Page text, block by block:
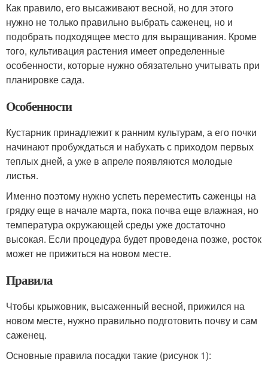
Как правило, его высаживают весной, но для этого
нужно не только правильно выбрать саженец, но и
подобрать подходящее место для выращивания. Кроме
того, культивация растения имеет определенные
особенности, которые нужно обязательно учитывать при
планировке сада.
Особенности
Кустарник принадлежит к ранним культурам, а его почки
начинают пробуждаться и набухать с приходом первых
теплых дней, а уже в апреле появляются молодые
листья.
Именно поэтому нужно успеть переместить саженцы на
грядку еще в начале марта, пока почва еще влажная, но
температура окружающей среды уже достаточно
высокая. Если процедура будет проведена позже, росток
может не прижиться на новом месте.
Правила
Чтобы крыжовник, высаженный весной, прижился на
новом месте, нужно правильно подготовить почву и сам
саженец.
Основные правила посадки такие (рисунок 1):